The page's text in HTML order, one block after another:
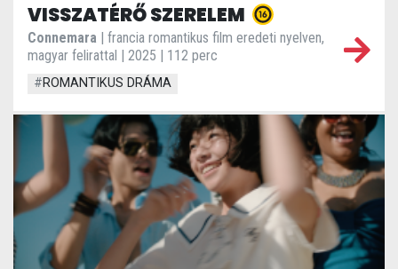
VISSZATÉRŐ SZERELEM
Connemara | francia romantikus film eredeti nyelven,
magyar felirattal | 2025 | 112 perc
#ROMANTIKUS DRÁMA